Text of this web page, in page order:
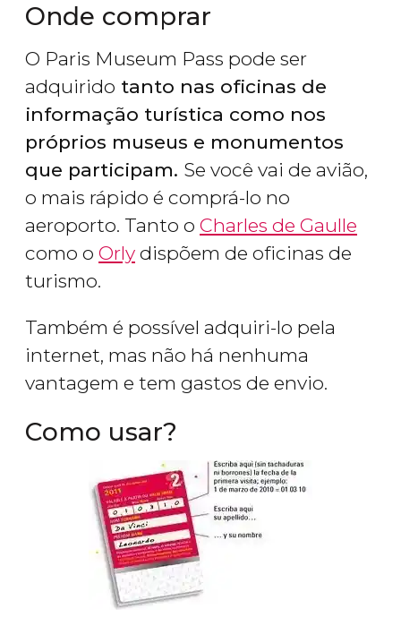
Onde comprar
O Paris Museum Pass pode ser
adquirido tanto nas oficinas de
informação turística como nos
próprios museus e monumentos
que participam. Se você vai de avião,
o mais rápido é comprá-lo no
aeroporto. Tanto o Charles de Gaulle
como o Orly dispõem de oficinas de
turismo.
Também é possível adquiri-lo pela
internet, mas não há nenhuma
vantagem e tem gastos de envio.
Como usar?